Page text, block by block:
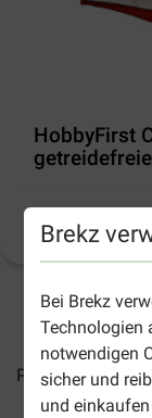
Brekz
Bei Brekz
Technologien
notwendigen
sicher und
und
HobbyFirst
Preise inkl.